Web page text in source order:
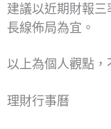
建議以近期財報
長線佈局為宜。
以上為個人觀點，
理財行事曆